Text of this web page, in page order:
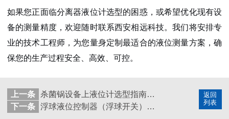
如果您正面临分离器液位计选型的困惑，或希望优化现有设
备的测量精度，欢迎随时联系西安相远科技。我们将安排专
业的技术工程师，为您量身定制最适合的液位测量方案，确
保您的生产过程安全、高效、可控。
返回
列表
上一条
杀菌锅设备上液位计选型指南：为什么磁翻板液位计是首选？
下一条
浮球液位控制器（浮球开关）选型指南：西安相远科技27年专业解析